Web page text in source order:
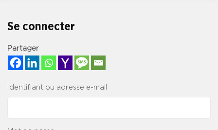
Se connecter
Partager
Identifiant ou adresse e-mail